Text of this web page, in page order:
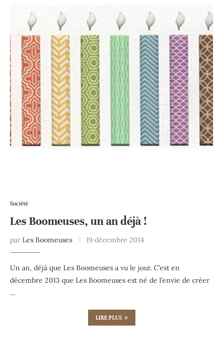
Société
Les Boomeuses, un an déjà !
par Les Boomeuses 19 décembre 2014
Un an, déjà que Les Boomeuses a vu le jour. C’est en
décembre 2013 que Les Boomeuses est né de l’envie de créer
…
LIRE PLUS